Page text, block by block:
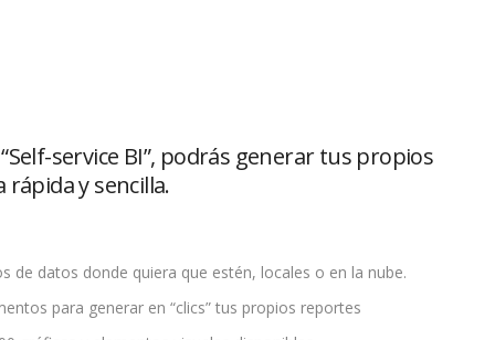
service BI”, podrás generar tus propios
y sencilla.
de datos donde quiera que estén, locales o en la nube.
para generar en “clics” tus propios reportes